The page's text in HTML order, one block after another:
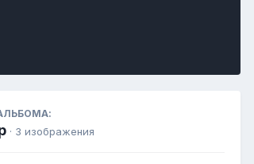
· 3 изображения